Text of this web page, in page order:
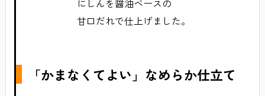
にしんを醤油ベースの
甘口だれで仕上げました。
「かまなくてよい」なめらか仕立て